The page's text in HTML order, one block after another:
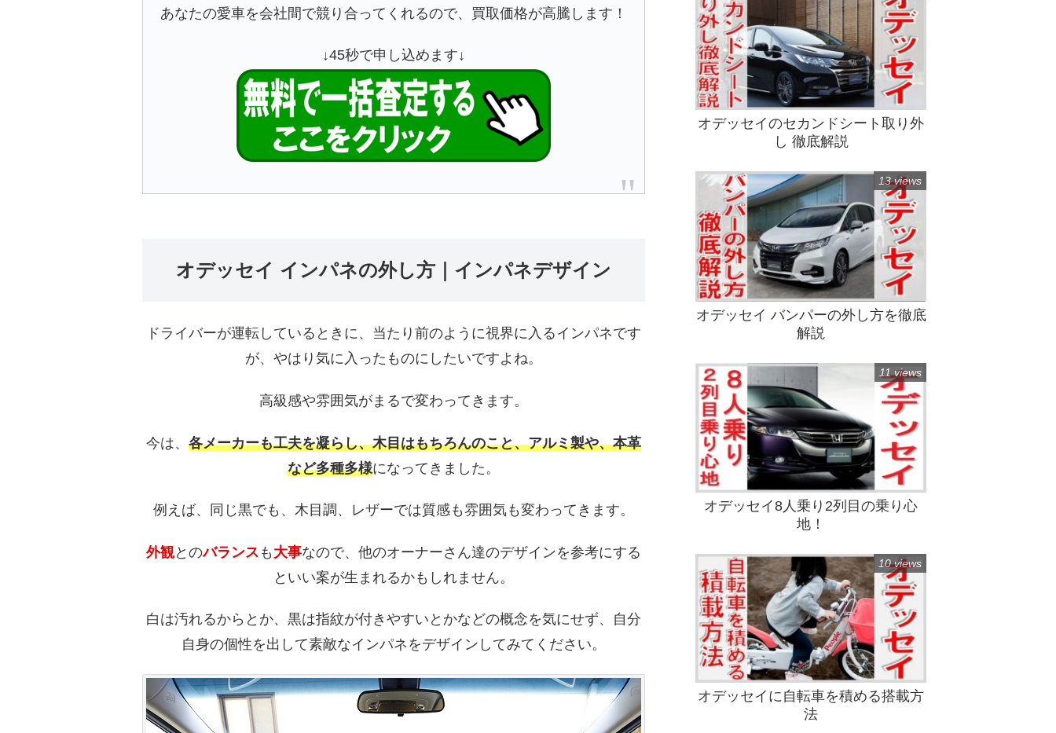
あなたの愛車を会社間で競り合ってくれるので、買取価格が高騰します！
↓45秒で申し込めます↓
オデッセイ インパネの外し方｜インパネデザイン
ドライバーが運転しているときに、当たり前のように視界に入るインパネです
が、やはり気に入ったものにしたいですよね。
高級感や雰囲気がまるで変わってきます。
今は、 各メーカーも工夫を凝らし、木目はもちろんのこと、アルミ製や、本革
など多種多様になってきました。
例えば、同じ黒でも、木目調、レザーでは質感も雰囲気も変わってきます。
外観とのバランス も 大事なので、他のオーナーさん達のデザインを参考にする
といい案が生まれるかもしれません。
白は汚れるからとか、黒は指紋が付きやすいとかなどの概念を気にせず、自分
自身の個性を出して素敵なインパネをデザインしてみてください。
オデッセイのセカンドシート取り外
し 徹底解説
オデッセイ バンパーの外し方を徹底
解説
13 views
オデッセイ8人乗り2列目の乗り心
地！
11 views
オデッセイに自転車を積める搭載方
法
10 views